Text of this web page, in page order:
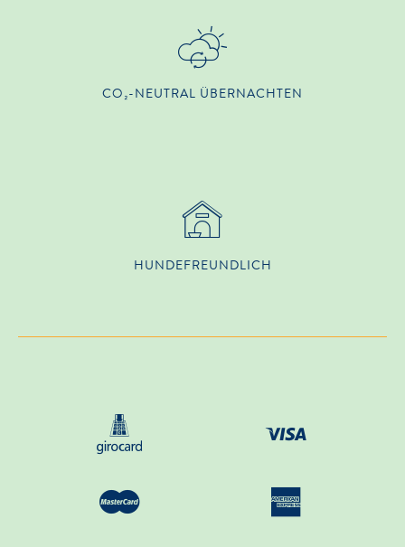
CO₂-NEUTRAL ÜBERNACHTEN
HUNDE­FREUNDLICH